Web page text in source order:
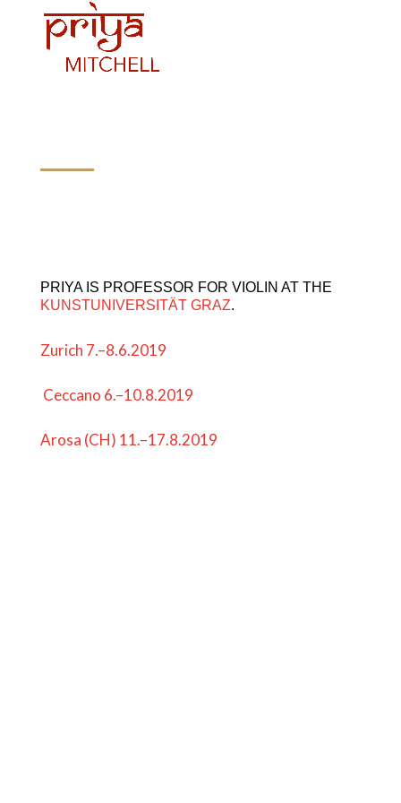
PRIYA IS PRO­FES­SOR FOR VIO­LIN AT THE
KUN­STU­NI­VER­SITÄT GRAZ.
Zurich 7.–8.6.2019
Cec­ca­no 6.–10.8.2019
Arosa (CH) 11.–17.8.2019